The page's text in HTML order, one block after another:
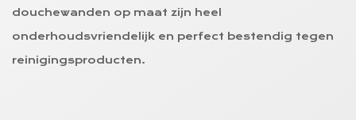
douchewanden op maat zijn heel
onderhoudsvriendelijk en perfect bestendig tegen
reinigingsproducten.